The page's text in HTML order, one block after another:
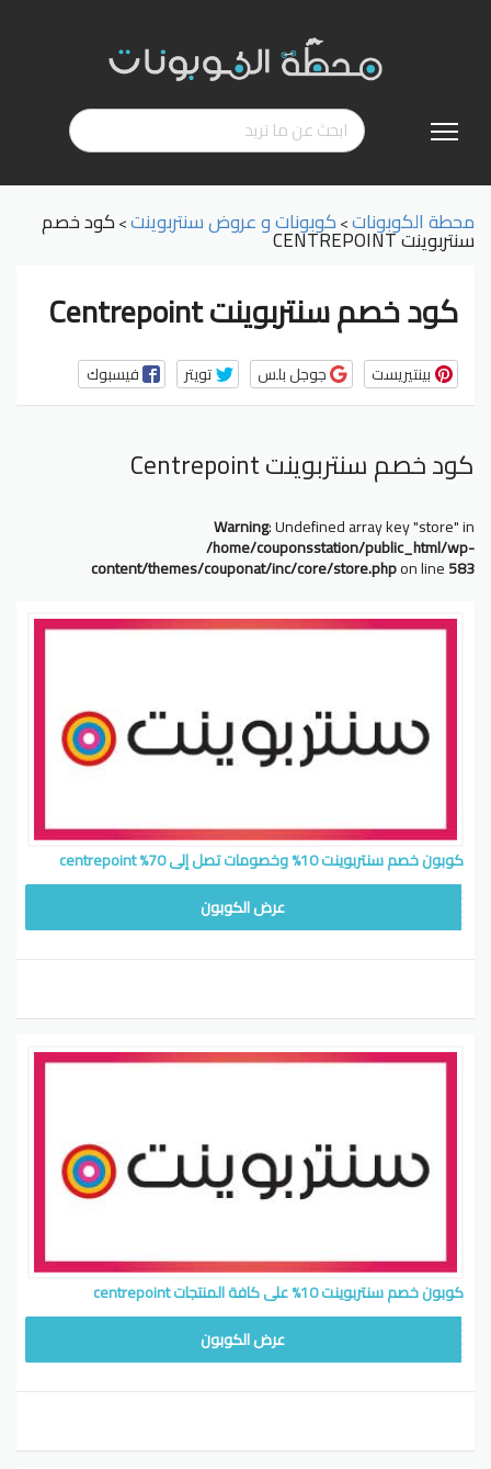
إلى
محطة الكوبونات>كوبونات و عروض سنتربوينت>كود خصم
سنتربوينت CENTREPOINT
كود خصم سنتربوينت Centrepoint
فيسبوك تويتر جوجل بلس بينتيريست
كود خصم سنتربوينت Centrepoint
Warning: Undefined array key "store" in
/home/couponsstation/public_html/wp-
content/themes/couponat/inc/core/store.phpon line583
كوبون خصم سنتربوينت 10% وخصومات تصل إلى 70% centrepoint
عرض الكوبون
كوبون خصم سنتربوينت 10% على كافة المنتجات centrepoint
عرض الكوبون